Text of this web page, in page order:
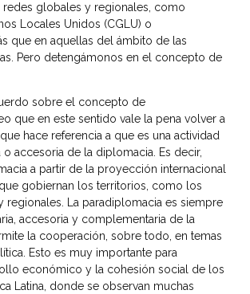
redes globales y regionales, como
Locales Unidos (CGLU) o
que en aquellas del ámbito de las
Pero detengámonos en el concepto de
sobre el concepto de
que en este sentido vale la pena volver a
hace referencia a que es una actividad
o accesoria de la diplomacia. Es decir,
a partir de la proyección internacional
gobiernan los territorios, como los
regionales. La paradiplomacia es siempre
accesoria y complementaria de la
la cooperación, sobre todo, en temas
Esto es muy importante para
económico y la cohesión social de los
Latina, donde se observan muchas